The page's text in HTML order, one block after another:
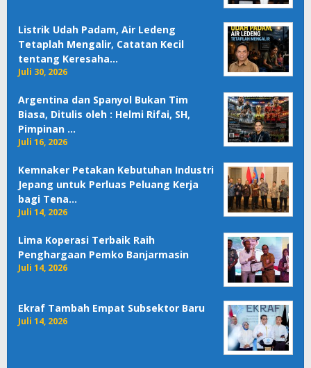
Listrik Udah Padam, Air Ledeng
Tetaplah Mengalir, Catatan Kecil
tentang Keresaha…
Juli 30, 2026
Argentina dan Spanyol Bukan Tim
Biasa, Ditulis oleh : Helmi Rifai, SH,
Pimpinan …
Juli 16, 2026
Kemnaker Petakan Kebutuhan Industri
Jepang untuk Perluas Peluang Kerja
bagi Tena…
Juli 14, 2026
Lima Koperasi Terbaik Raih
Penghargaan Pemko Banjarmasin
Juli 14, 2026
Ekraf Tambah Empat Subsektor Baru
Juli 14, 2026